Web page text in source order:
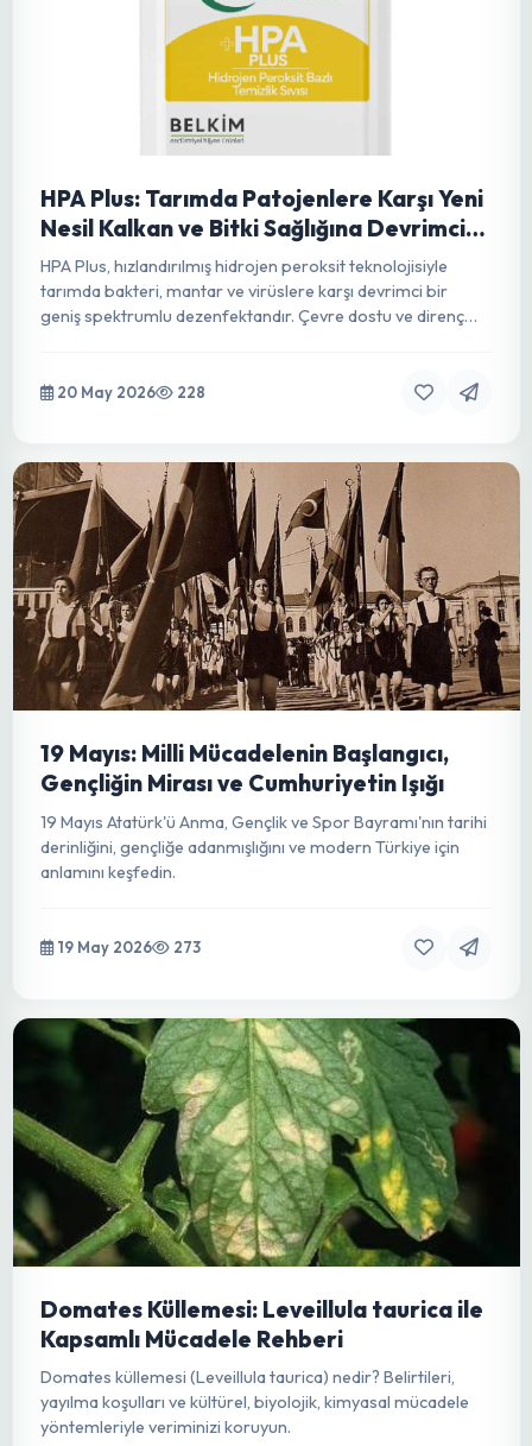
F1 Hibrit Tohumlar: Modern Tarımın
F1 hibrit tohumlar modern tarımın temelidir. Yüksek verim,
hastalık direnci ve uniform ürün kalitesi sunan bu
tohumların bilimsel sırlarını keşfedin.
Nesil Kalkan ve Bitki Sağlığına Devrimci
Yaklaşım
HPA Plus, hızlandırılmış hidrojen peroksit teknolojisiyle
tarımda bakteri, mantar ve virüslere karşı devrimci bir
geniş spektrumlu dezenfektandır. Çevre dostu ve direnç
kırmada etkili.
19 Mayıs: Milli Mücadelenin Başlangıcı,
Gençliğin Mirası ve Cumhuriyetin Işığı
19 Mayıs Atatürk'ü Anma, Gençlik ve Spor Bayramı'nın tarihi
derinliğini, gençliğe adanmışlığını ve modern Türkiye için
anlamını keşfedin.